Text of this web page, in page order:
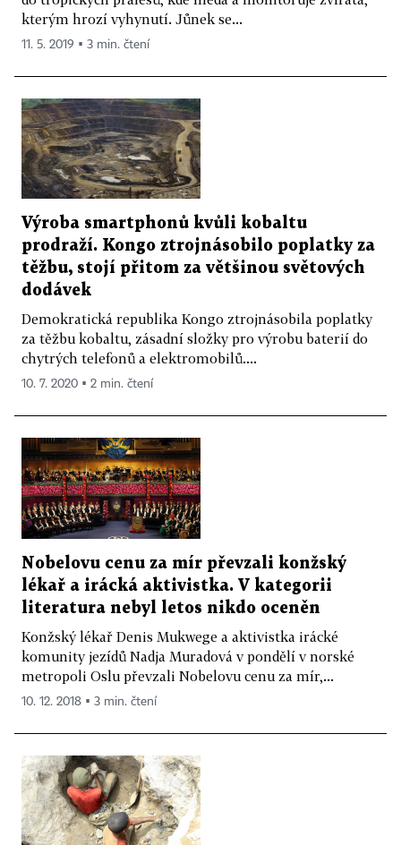
kterým hrozí vyhynutí. Jůnek se...
11. 5. 2019 ▪ 3 min. čtení
Výroba smartphonů kvůli kobaltu
prodraží. Kongo ztrojnásobilo poplatky za
těžbu, stojí přitom za většinou světových
dodávek
Demokratická republika Kongo ztrojnásobila poplatky
za těžbu kobaltu, zásadní složky pro výrobu baterií do
chytrých telefonů a elektromobilů....
10. 7. 2020 ▪ 2 min. čtení
Nobelovu cenu za mír převzali konžský
lékař a irácká aktivistka. V kategorii
literatura nebyl letos nikdo oceněn
Konžský lékař Denis Mukwege a aktivistka irácké
komunity jezídů Nadja Muradová v pondělí v norské
metropoli Oslu převzali Nobelovu cenu za mír,...
10. 12. 2018 ▪ 3 min. čtení